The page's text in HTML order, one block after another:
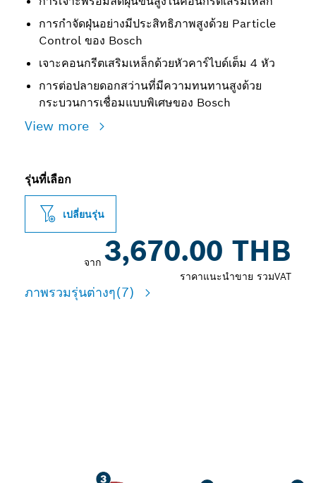
การกำจัดฝุ่นอย่างมีประสิทธิภาพสูงด้วย Particle
Control ของ Bosch
เจาะคอนกรีตเสริมเหล็กด้วยหัวคาร์ไบด์เต็ม 4 หัว
การต่อปลายดอกสว่านที่มีความทนทานสูงด้วย
กระบวนการเชื่อมแบบพิเศษของ Bosch
View more
รุ่นที่เลือก
เปลี่ยนรุ่น
จาก 3,670.00 THB
ราคาแนะนำขาย รวมVAT
ภาพรวมรุ่นต่างๆ(7)